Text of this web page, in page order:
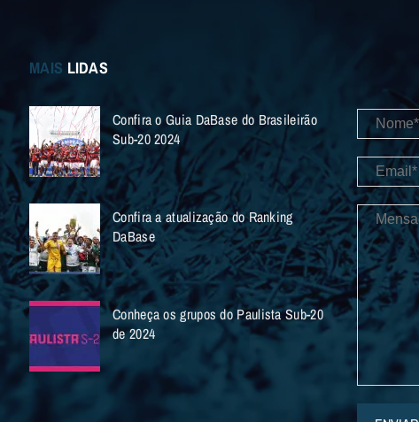
MAIS LIDAS
Confira o Guia DaBase do Brasileirão
Sub-20 2024
Confira a atualização do Ranking
DaBase
Conheça os grupos do Paulista Sub-20
de 2024